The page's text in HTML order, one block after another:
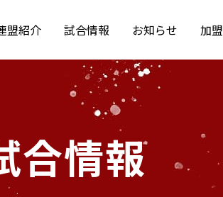
盟紹介 試合情報 お知らせ 加
合情報